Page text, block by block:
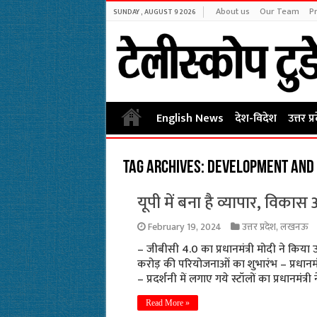
SUNDAY , AUGUST 9 2026 About us Our Team
English News देश-विदेश उत्तर
Tag Archives: development
यूपी में बना है व्यापार, विकास
February 19, 2024 उत्तर प्रदेश,लखनऊ
– जीबीसी 4.0 का प्रधानमंत्री मोदी ने
करोड़ की परियोजनाओं का शुभारंभ –
– प्रदर्शनी में लगाए गये स्टॉलों का
Read More »